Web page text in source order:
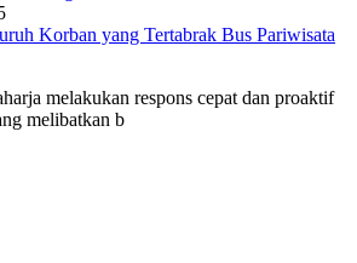
Korban yang Tertabrak Bus Pariwisata
melakukan respons cepat dan proaktif
melibatkan b